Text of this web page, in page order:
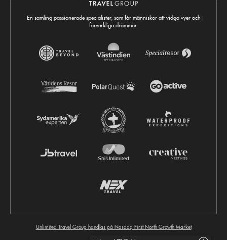
En samling passionerade specialister, som får människor att vidga vyer och
förverkliga drömmar.
Unlimited Travel Group handlas på Nasdaq First North Growth Market